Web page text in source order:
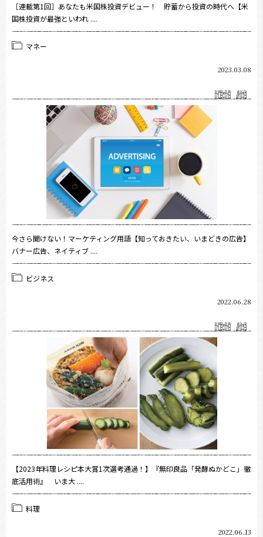
［連載第1回］あなたも米国株投資デビュー！ 貯蓄から投資の時代へ【米
国株投資が最強といわれ ....
マネー
2023.03.08
今さら聞けない！マーケティング用語【知っておきたい、いまどきの広告】
バナー広告、ネイティブ ....
ビジネス
2022.06.28
【2023年料理レシピ本大賞1次選考通過！】『無印良品「発酵ぬかどこ」徹
底活用術』 いま大 ....
料理
2022.06.13